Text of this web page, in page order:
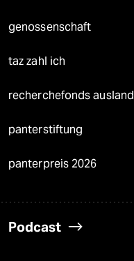
genossenschaft
taz zahl ich
recherchefonds ausland
panterstiftung
panterpreis 2026
Podcast